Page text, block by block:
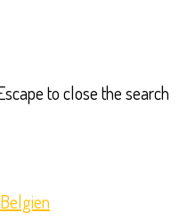
to close the search